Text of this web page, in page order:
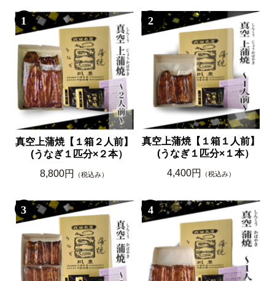
1
真空上蒲焼【１箱２人前】
(うなぎ１匹分×２本）
8,800円
（税込み）
2
真空上蒲焼【１箱１人前】
(うなぎ１匹分×１本）
4,400円
（税込み）
3 4